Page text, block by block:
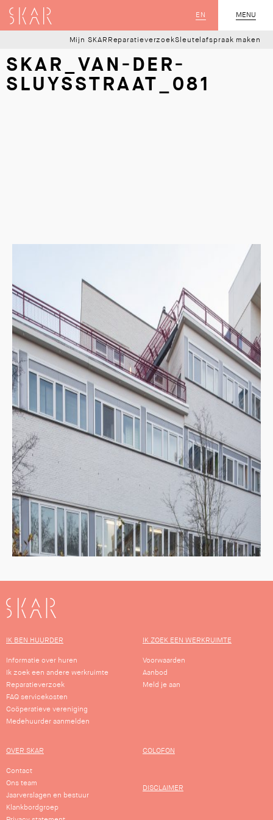
MENU
SLUIT
EN
SKAR
Mijn SKAR ReparatieverzoekSleutelafspraak maken
SKAR_VAN-DER-
SLUYSSTRAAT_081
SKAR
IK BEN HUURDER
Informatie over huren
Ik zoek een andere werkruimte
Reparatieverzoek
FAQ servicekosten
Coöperatieve vereniging
Medehuurder aanmelden
IK ZOEK EEN WERKRUIMTE
Voorwaarden
Aanbod
Meld je aan
OVER SKAR
Contact
Ons team
Jaarverslagen en bestuur
Klankbordgroep
COLOFON
DISCLAIMER